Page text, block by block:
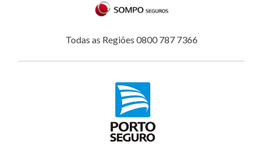
Todas as Regiões 0800 787 7366